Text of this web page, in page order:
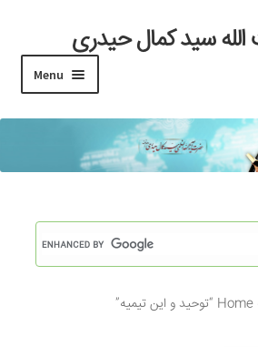
سید کمال حیدری
Menu
Home